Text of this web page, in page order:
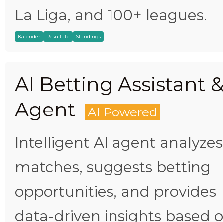
La Liga, and 100+ leagues.
Kalender Resultate Standings
AI Betting Assistant
Agent
AI Powered
Intelligent AI agent analyzes
matches, suggests betting
opportunities, and provides
data-driven insights based